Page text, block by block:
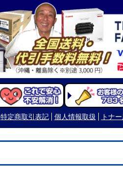
特定商取引表記 個人情報取扱 トナ